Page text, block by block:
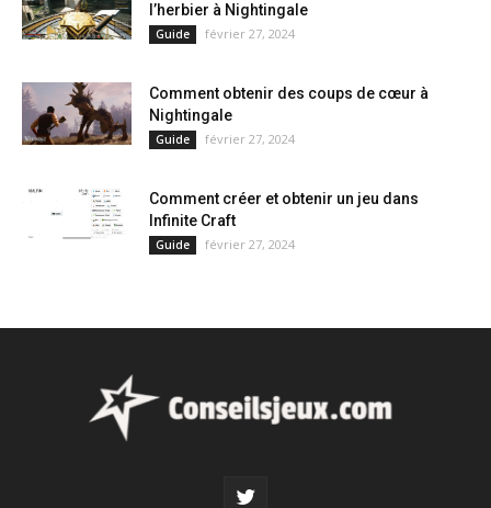
l’herbier à Nightingale
Guide février 27, 2024
Comment obtenir des coups de cœur à
Nightingale
Guide février 27, 2024
Comment créer et obtenir un jeu dans
Infinite Craft
Guide février 27, 2024